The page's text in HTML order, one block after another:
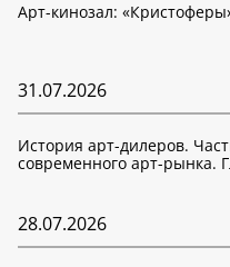
Арт-кинозал:
31.07.2026
История арт-дилеров.
современного арт-рынка.
28.07.2026